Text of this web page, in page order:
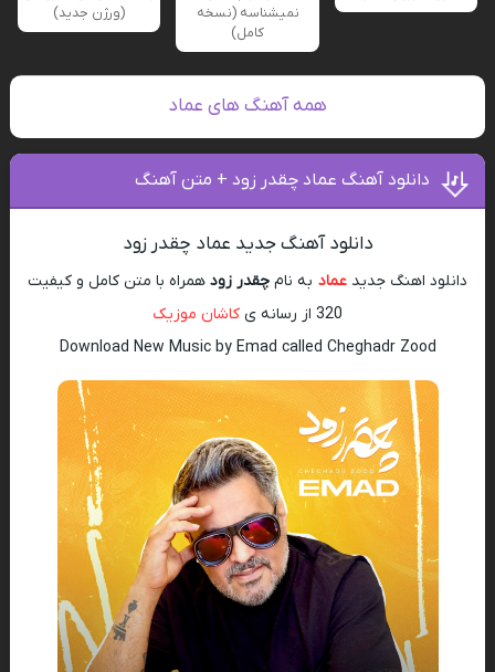
نمیشناسه (نسخه
کامل)
(ورژن جدید)
همه آهنگ های عماد
دانلود آهنگ عماد چقدر زود + متن آهنگ
دانلود آهنگ جدید عماد چقدر زود
دانلود اهنگ جدید عماد به نام چقدر زود همراه با متن کامل و کیفیت
320 از رسانه ی
کاشان موزیک
Download New Music by Emad called Cheghadr Zood